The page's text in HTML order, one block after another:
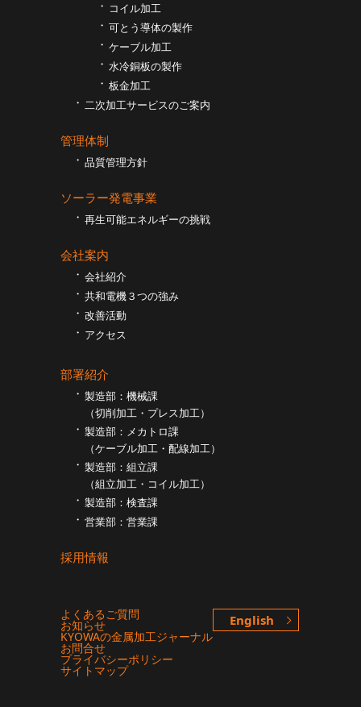
コイル加工
可とう導体の製作
ケーブル加工
⽔冷銅板の製作
板⾦加工
二次加工サービスのご案内
管理体制
品質管理方針
ソーラー発電事業
再生可能エネルギーの挑戦
会社案内
会社紹介
共和電機３つの強み
改善活動
アクセス
部署紹介
製造部：機械課
（切削加工・プレス加工）
製造部：メカトロ課
（ケーブル加工・配線加工）
製造部：組立課
（組⽴加工・コイル加工）
製造部：検査課
営業部：営業課
採用情報
よくあるご質問
お知らせ
KYOWAの金属加工ジャーナル
お問合せ
プライバシーポリシー
サイトマップ
English